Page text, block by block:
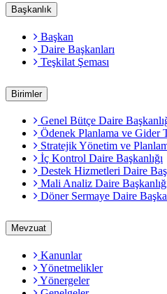
Başkanlık
Başkan
Daire Başkanları
Teşkilat Şeması
Birimler
Genel Bütçe Daire
Ödenek Planlama ve Gider
Stratejik Yönetim ve
İç Kontrol Daire Başkanlığı
Destek Hizmetleri Daire
Mali Analiz Daire
Döner Sermaye Daire
Mevzuat
Kanunlar
Yönetmelikler
Yönergeler